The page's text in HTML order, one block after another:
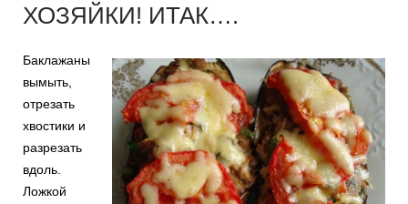
ХОЗЯЙКИ! ИТАК….
Баклажаны
вымыть,
отрезать
хвостики и
разрезать
вдоль.
Ложкой